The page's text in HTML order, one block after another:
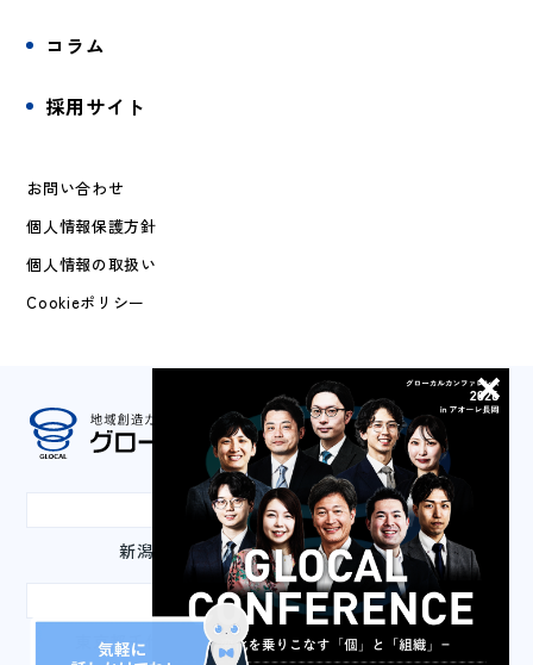
コラム
採用サイト
お問い合わせ
個人情報保護方針
個人情報の取扱い
Cookieポリシー
本社
新潟県長岡市城内町3-2-1 山嘉ビル3F
東京事務所
東京都千代田区丸の内3-2-2 丸の内二重橋ビル2F